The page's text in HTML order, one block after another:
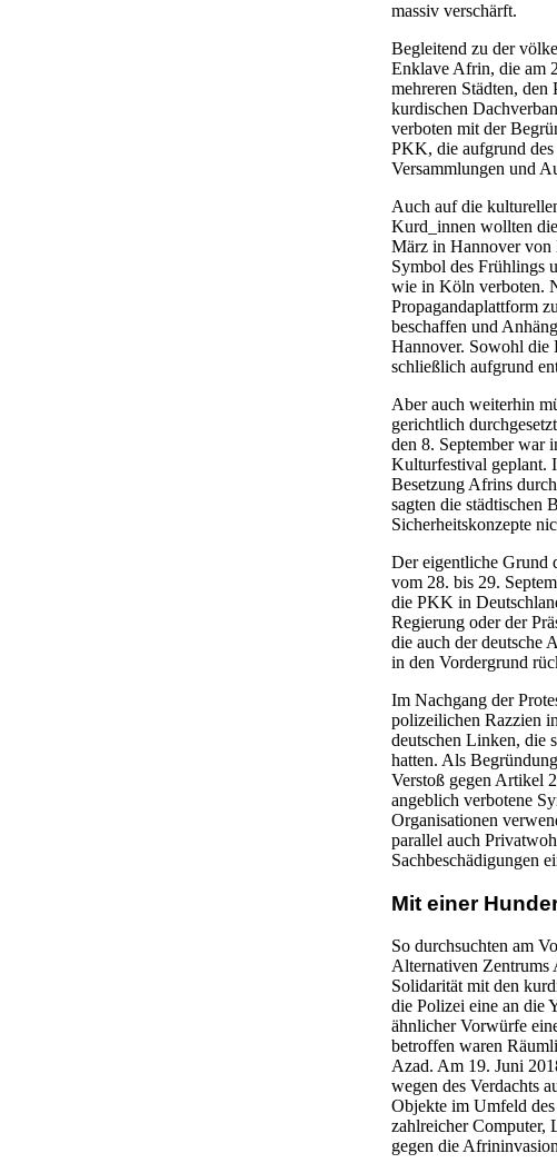
massiv verschärft.
Begleitend zu der
Enklave Afrin, die am
mehreren Städten,
kurdischen
verboten mit der
PKK, die aufgrund des
Versammlungen und
Auch auf die
Kurd_innen wollten
März in Hannover
Symbol des Frühlings
wie in Köln verboten.
Propagandaplattform
beschaffen und
Hannover. Sowohl die
schließlich aufgrund
Aber auch weiterhin
gerichtlich
den 8. September war
Kulturfestival geplant.
Besetzung Afrins
sagten die städtischen
Sicherheitskonzepte
Der eigentliche Grund
vom 28. bis 29.
die PKK in
Regierung oder der
die auch der deutsche
in den Vordergrund
Im Nachgang der
polizeilichen Razzien
deutschen Linken, die
hatten. Als
Verstoß gegen Artikel
angeblich verbotene
Organisationen
parallel auch
Sachbeschädigungen
Mit einer
So durchsuchten am
Alternativen Zentrums
Solidarität mit den
die Polizei eine an die
ähnlicher Vorwürfe
betroffen waren
Azad. Am 19. Juni
wegen des Verdachts
Objekte im Umfeld
zahlreicher Computer,
gegen die